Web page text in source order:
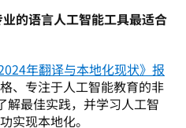
的语言人工智能工具最适合
年翻译与本地化现状》报
、专注于人工智能教育的非
解最佳实践，并学习人工智
实现本地化。